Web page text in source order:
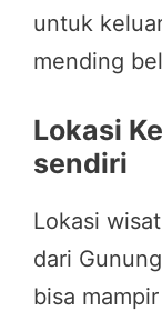
untuk
mending
Lokasi
sendiri
Lokasi
dari
bisa